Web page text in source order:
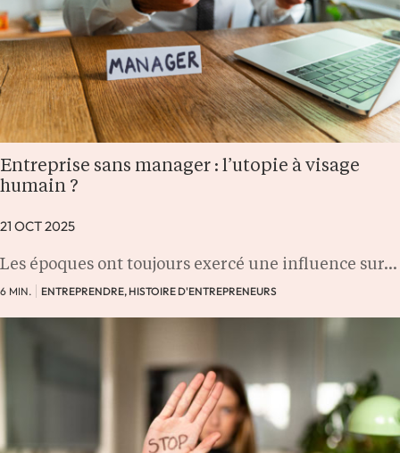
Entreprise sans manager : l’utopie à visage
humain ?
21 OCT 2025
Les époques ont toujours exercé une influence sur…
6 MIN. ENTREPRENDRE, HISTOIRE D'ENTREPRENEURS